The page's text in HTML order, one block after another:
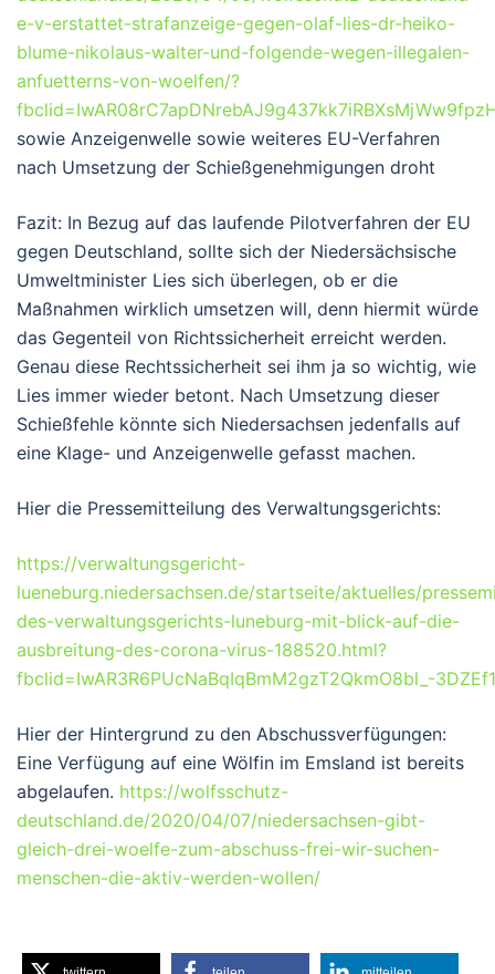
e-v-erstattet-strafanzeige-gegen-olaf-lies-dr-heiko-
blume-nikolaus-walter-und-folgende-wegen-illegalen-
anfuetterns-von-woelfen/?
sowie Anzeigenwelle sowie weiteres EU-Verfahren
nach Umsetzung der Schießgenehmigungen droht
Fazit: In Bezug auf das laufende Pilotverfahren der EU
gegen Deutschland, sollte sich der Niedersächsische
Umweltminister Lies sich überlegen, ob er die
Maßnahmen wirklich umsetzen will, denn hiermit würde
das Gegenteil von Richtssicherheit erreicht werden.
Genau diese Rechtssicherheit sei ihm ja so wichtig, wie
Lies immer wieder betont. Nach Umsetzung dieser
Schießfehle könnte sich Niedersachsen jedenfalls auf
eine Klage- und Anzeigenwelle gefasst machen.
Hier die Pressemitteilung des Verwaltungsgerichts:
https://verwaltungsgericht-
lueneburg.niedersachsen.de/startseite/aktuelles/
des-verwaltungsgerichts-luneburg-mit-blick-auf-die-
ausbreitung-des-corona-virus-188520.html?
fbclid=IwAR3R6PUcNaBqIqBmM2gzT2QkmO8bl_-
Hier der Hintergrund zu den Abschussverfügungen:
Eine Verfügung auf eine Wölfin im Emsland ist bereits
abgelaufen. https://wolfsschutz-
deutschland.de/2020/04/07/niedersachsen-gibt-
gleich-drei-woelfe-zum-abschuss-frei-wir-suchen-
menschen-die-aktiv-werden-wollen/